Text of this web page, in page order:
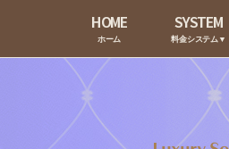
HOME
ホーム
SYSTEM
料金システム▼